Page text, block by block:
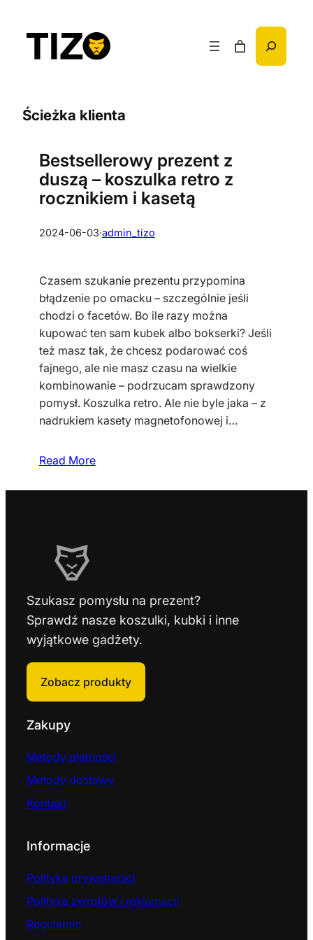
Szukaj
Ścieżka klienta
Bestsellerowy prezent z
duszą – koszulka retro z
rocznikiem i kasetą
2024-06-03·admin_tizo
Czasem szukanie prezentu przypomina
błądzenie po omacku – szczególnie jeśli
chodzi o facetów. Bo ile razy można
kupować ten sam kubek albo bokserki? Jeśli
też masz tak, że chcesz podarować coś
fajnego, ale nie masz czasu na wielkie
kombinowanie – podrzucam sprawdzony
pomysł. Koszulka retro. Ale nie byle jaka – z
nadrukiem kasety magnetofonowej i…
Read More
Szukasz pomysłu na prezent?
Sprawdź nasze koszulki, kubki i inne
wyjątkowe gadżety.
Zobacz produkty
Zakupy
Metody płatności
Metody dostawy
Kontakt
Informacje
Polityka prywatności
Polityka zwrotów i reklamacji
Regulamin